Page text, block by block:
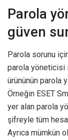
Parola
güven
Parola sorunu
parola yöneticisi
ürününün parola
Örneğin ESET
yer alan parola
şifreyle tüm
Ayrıca mümkün